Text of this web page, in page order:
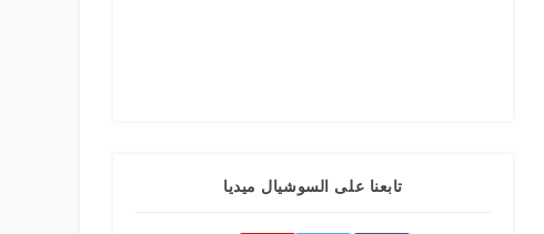
تابعنا على السوشيال ميديا